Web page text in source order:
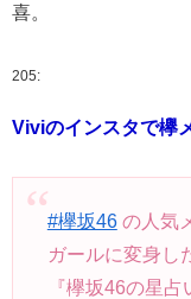
喜。
205:
Viviのインスタで欅
#欅坂46の人気
ガールに変身し
『欅坂46の星